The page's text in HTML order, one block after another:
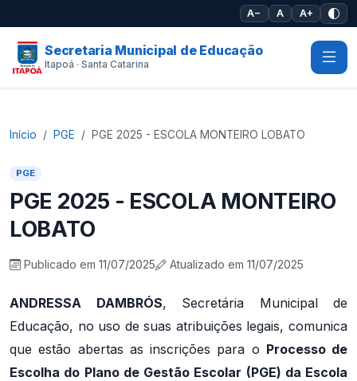
A− A A+
Secretaria Municipal de Educação
Itapoá · Santa Catarina
Início PGE PGE 2025 - ESCOLA MONTEIRO LOBATO
PGE
PGE 2025 - ESCOLA MONTEIRO
LOBATO
Publicado em 11/07/2025 Atualizado em 11/07/2025
ANDRESSA DAMBRÓS, Secretária Municipal de
Educação, no uso de suas atribuições legais, comunica
que estão abertas as inscrições para o Processo de
Escolha do Plano de Gestão Escolar (PGE) da Escola